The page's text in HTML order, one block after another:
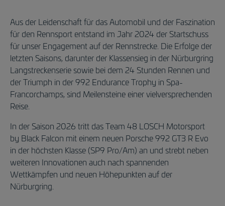
Aus der Leidenschaft für das Automobil und der Faszination
für den Rennsport entstand im Jahr 2024 der Startschuss
für unser Engagement auf der Rennstrecke. Die Erfolge der
letzten Saisons, darunter der Klassensieg in der Nürburgring
Langstreckenserie sowie bei dem 24 Stunden Rennen und
der Triumph in der 992 Endurance Trophy in Spa-
Francorchamps, sind Meilensteine einer vielversprechenden
Reise.
In der Saison 2026 tritt das Team 48 LOSCH Motorsport
by Black Falcon mit einem neuen Porsche 992 GT3 R Evo
in der höchsten Klasse (SP9 Pro/Am) an und strebt neben
weiteren Innovationen auch nach spannenden
Wettkämpfen und neuen Höhepunkten auf der
Nürburgring.